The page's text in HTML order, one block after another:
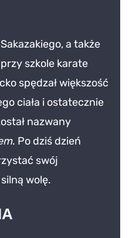
a także
szkole karate
spędzał większość
ciała i ostatecznie
nazwany
. Po dziś dzień
swój
wolę.